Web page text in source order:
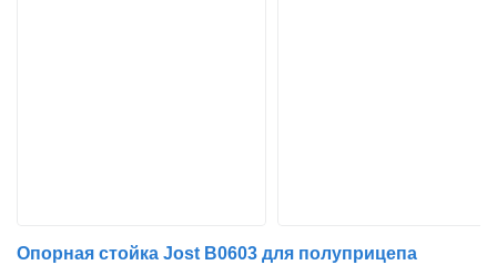
Опорная стойка Jost B0603 для полуприцепа